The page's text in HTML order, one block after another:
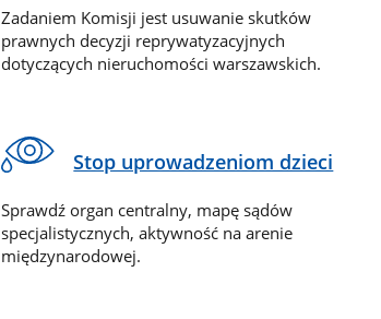
Zadaniem Komisji jest usuwanie skutków
prawnych decyzji reprywatyzacyjnych
dotyczących nieruchomości warszawskich.
Stop uprowadzeniom dzieci
Sprawdź organ centralny, mapę sądów
specjalistycznych, aktywność na arenie
międzynarodowej.